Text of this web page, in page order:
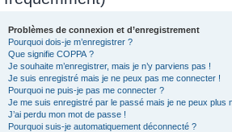
Problèmes de connexion et d’enregistrement
Pourquoi dois-je m’enregistrer ?
Que signifie COPPA ?
Je souhaite m’enregistrer, mais je n’y parviens pas !
Je suis enregistré mais je ne peux pas me connecter !
Pourquoi ne puis-je pas me connecter ?
Je me suis enregistré par le passé mais je ne peux plus
J’ai perdu mon mot de passe !
Pourquoi suis-je automatiquement déconnecté ?